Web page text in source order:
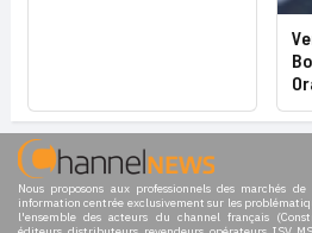
Nous proposons aux professionnels des marchés
information centrée exclusivement sur les
l'ensemble des acteurs du channel français